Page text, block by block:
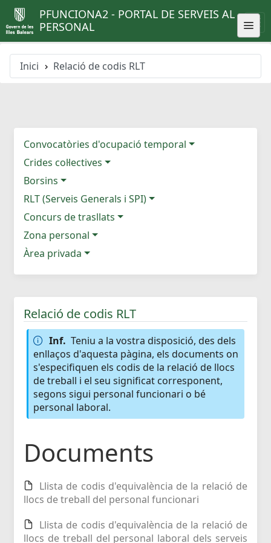
PFUNCIONA2 - PORTAL DE SERVEIS AL
PERSONAL
Inici Relació de codis RLT
Convocatòries d'ocupació temporal
Crides col·lectives
Borsins
RLT (Serveis Generals i SPI)
Concurs de trasllats
Zona personal
Àrea privada
Relació de codis RLT
Inf. Teniu a la vostra disposició, des dels
enllaços d'aquesta pàgina, els documents on
s'especifiquen els codis de la relació de llocs
de treball i el seu significat corresponent,
segons sigui personal funcionari o bé
personal laboral.
Documents
Llista de codis d'equivalència de la relació de
llocs de treball del personal funcionari
Llista de codis d'equivalència de la relació de
llocs de treball del personal laboral dels serveis